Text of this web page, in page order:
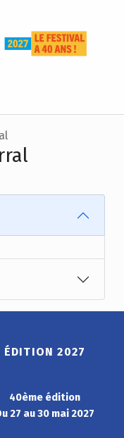
ÉDITION 2027
40ème édition
27 au 30 mai 2027